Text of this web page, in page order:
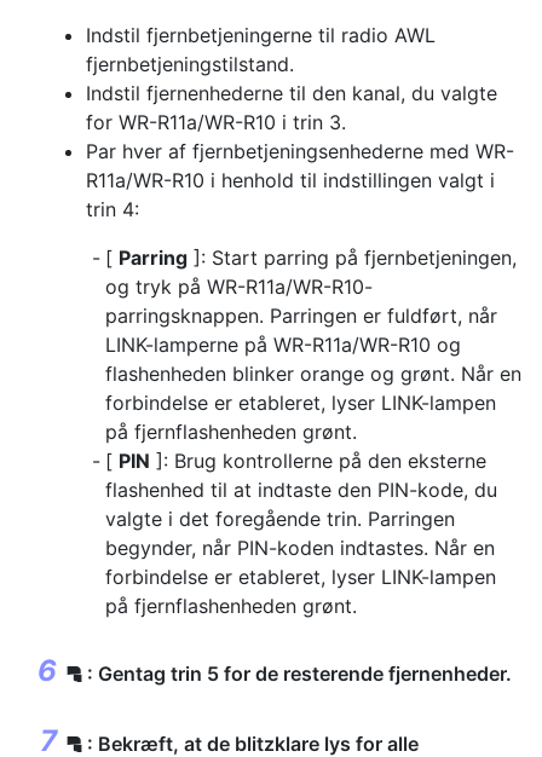
Indstil fjernbetjeningerne til radio AWL
fjernbetjeningstilstand.
Indstil fjernenhederne til den kanal, du valgte
for WR-R11a/WR-R10 i trin 3.
Par hver af fjernbetjeningsenhederne med WR-
R11a/WR-R10 i henhold til indstillingen valgt i
trin 4:
[ Parring ]: Start parring på fjernbetjeningen,
og tryk på WR-R11a/WR-R10-
parringsknappen. Parringen er fuldført, når
LINK-lamperne på WR-R11a/WR-R10 og
flashenheden blinker orange og grønt. Når en
forbindelse er etableret, lyser LINK-lampen
på fjernflashenheden grønt.
[ PIN ]: Brug kontrollerne på den eksterne
flashenhed til at indtaste den PIN-kode, du
valgte i det foregående trin. Parringen
begynder, når PIN-koden indtastes. Når en
forbindelse er etableret, lyser LINK-lampen
på fjernflashenheden grønt.
f : Gentag trin 5 for de resterende fjernenheder.
f : Bekræft, at de blitzklare lys for alle